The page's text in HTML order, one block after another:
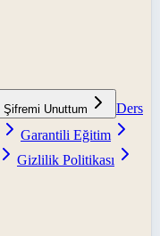
Şifremi Unuttum
Ders
Garantili Eğitim
Gizlilik Politikası